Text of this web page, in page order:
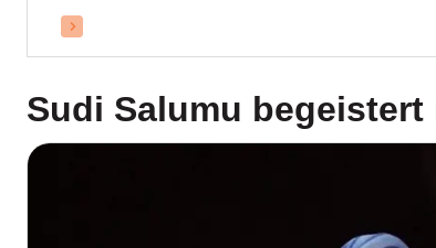
Sudi Salumu begeistert